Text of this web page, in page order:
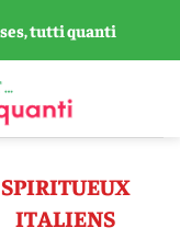
tutti quanti
SPIRITUEUX
ITALIENS